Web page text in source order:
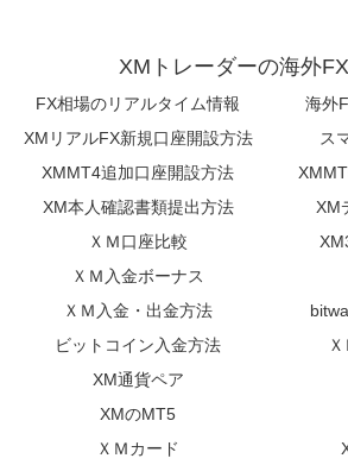
XMトレーダーの海外
FX相場のリアルタイム情報
海外
XMリアルFX新規口座開設方法
ス
XMMT4追加口座開設方法
XM本人確認書類提出方法
XM
ＸＭ口座比較
ＸＭ入金ボーナス
ＸＭ入金・出金方法
ビットコイン入金方法
XM通貨ペア
XMのMT5
ＸＭカード